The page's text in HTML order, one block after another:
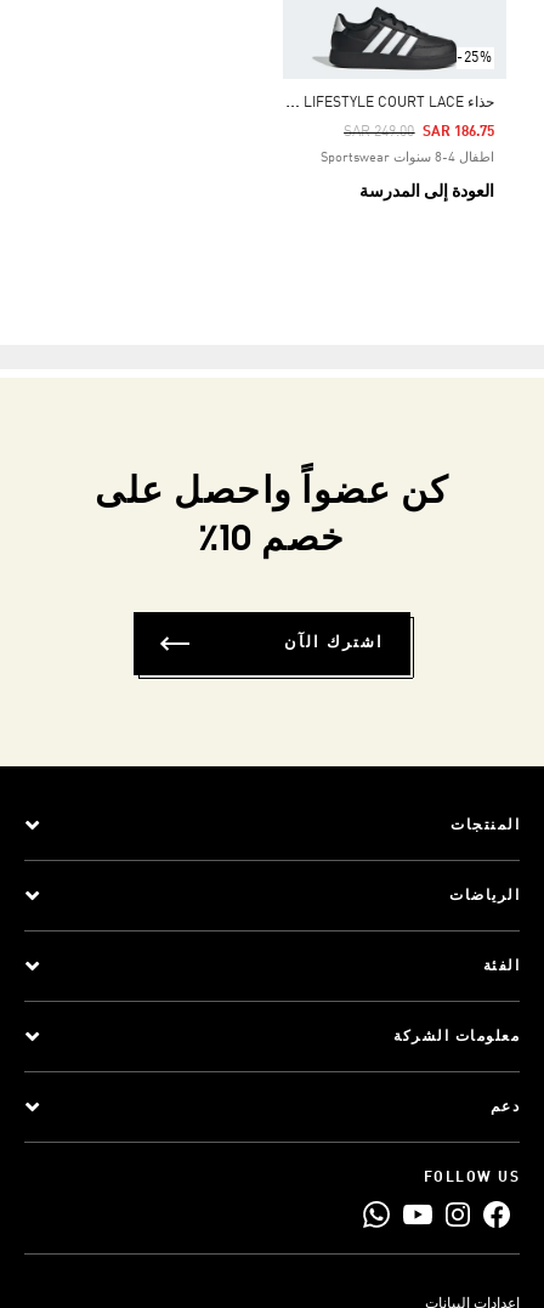
-25%
ح
ذاء BREAKNET LIFESTYLE COURT LACE
Price Reduced From
SAR 249.00
To SAR 186.75
اطفال 4-8 سنوات Sportswear
العودة إلى المدرسة
كن عضواً واحصل على
خصم 10٪
اشترك الآن
المنتجات
الرياضات
الفئة
معلومات الشركة
دعم
FOLLOW US
إعدادات البيانات